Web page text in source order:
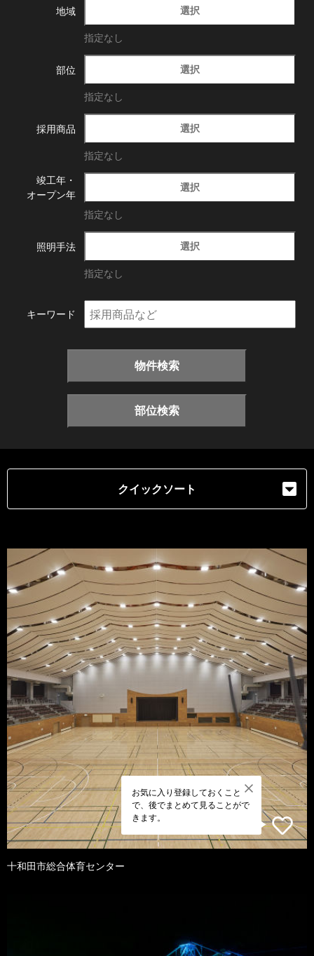
地域 選択
指定なし
部位 選択
指定なし
採用商品 選択
指定なし
竣工年・
オープン年
選択
指定なし
照明手法 選択
指定なし
キーワード
物件検索
部位検索
クイックソート
お気に入り登録しておくこと
で、後でまとめて見ることがで
きます。
十和田市総合体育センター